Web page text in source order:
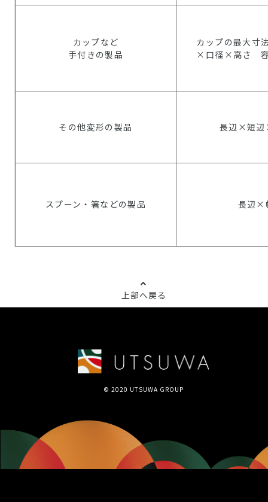
カップなど
手付きの製品
カップの最大寸
×口径×高さ 容
その他変形の製品 長辺×短
スプーン・箸などの製品 長辺×
上部へ戻る
© 2020 UTSUWA GROUP